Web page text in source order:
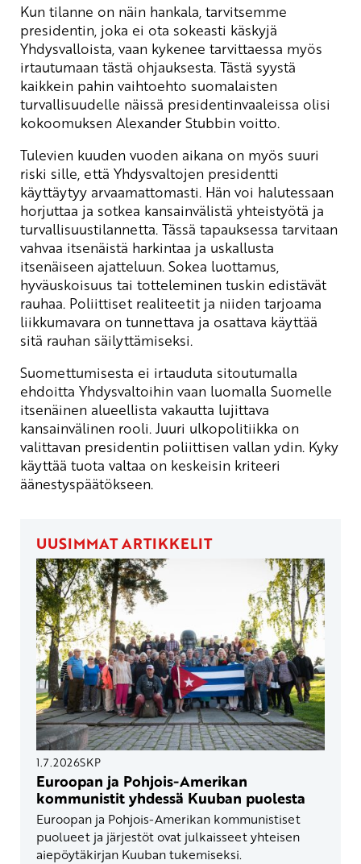
Kun tilanne on näin hankala, tarvitsemme
presidentin, joka ei ota sokeasti käskyjä
Yhdysvalloista, vaan kykenee tarvittaessa myös
irtautumaan tästä ohjauksesta. Tästä syystä
kaikkein pahin vaihtoehto suomalaisten
turvallisuudelle näissä presidentinvaaleissa olisi
kokoomuksen Alexander Stubbin voitto.
Tulevien kuuden vuoden aikana on myös suuri
riski sille, että Yhdysvaltojen presidentti
käyttäytyy arvaamattomasti. Hän voi halutessaan
horjuttaa ja sotkea kansainvälistä yhteistyötä ja
turvallisuustilannetta. Tässä tapauksessa tarvitaan
vahvaa itsenäistä harkintaa ja uskallusta
itsenäiseen ajatteluun. Sokea luottamus,
hyväuskoisuus tai totteleminen tuskin edistävät
rauhaa. Poliittiset realiteetit ja niiden tarjoama
liikkumavara on tunnettava ja osattava käyttää
sitä rauhan säilyttämiseksi.
Suomettumisesta ei irtauduta sitoutumalla
ehdoitta Yhdysvaltoihin vaan luomalla Suomelle
itsenäinen alueellista vakautta lujittava
kansainvälinen rooli. Juuri ulkopolitiikka on
valittavan presidentin poliittisen vallan ydin. Kyky
käyttää tuota valtaa on keskeisin kriteeri
äänestyspäätökseen.
UUSIMMAT ARTIKKELIT
1.7.2026SKP
Euroopan ja Pohjois-Amerikan
kommunistit yhdessä Kuuban puolesta
Euroopan ja Pohjois-Amerikan kommunistiset
puolueet ja järjestöt ovat julkaisseet yhteisen
aiepöytäkirjan Kuuban tukemiseksi.